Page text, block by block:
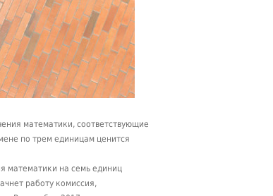
математики, соответствующие
по трем единицам ценится
математики на семь единиц
работу комиссия,